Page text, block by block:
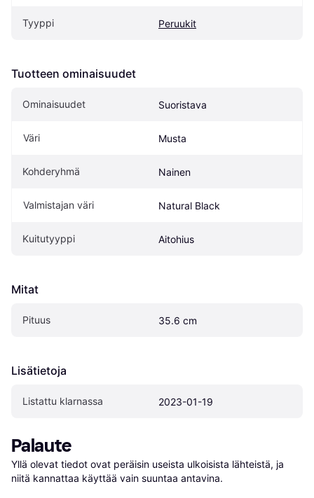
Tyyppi Peruukit
Tuotteen ominaisuudet
Ominaisuudet Suoristava
Väri Musta
Kohderyhmä Nainen
Valmistajan väri Natural Black
Kuitutyyppi Aitohius
Mitat
Pituus 35.6 cm
Lisätietoja
Listattu klarnassa 2023-01-19
Palaute
Yllä olevat tiedot ovat peräisin useista ulkoisista lähteistä, ja
niitä kannattaa käyttää vain suuntaa antavina.